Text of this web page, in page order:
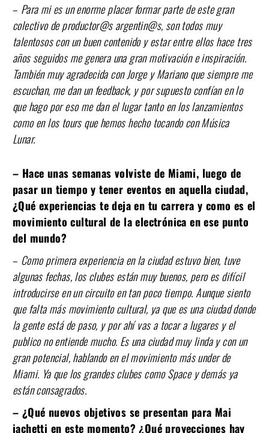
– Para mi es un enorme placer formar parte de este gran
colectivo de productor@s argentin@s, son todos muy
talentosos con un buen contenido y estar entre ellos hace tres
años seguidos me genera una gran motivación e inspiración.
También muy agradecida con Jorge y Mariano que siempre me
escuchan, me dan un feedback, y por supuesto confían en lo
que hago por eso me dan el lugar tanto en los lanzamientos
como en los tours que hemos hecho tocando con Música
Lunar.
– Hace unas semanas volviste de Miami, luego de
pasar un tiempo y tener eventos en aquella ciudad,
¿Qué experiencias te deja en tu carrera y como es el
movimiento cultural de la electrónica en ese punto
del mundo?
– Como primera experiencia en la ciudad estuvo bien, tuve
algunas fechas, los clubes están muy buenos, pero es difícil
introducirse en un circuito en tan poco tiempo. Aunque siento
que falta más movimiento cultural, ya que es una ciudad donde
la gente está de paso, y por ahí vas a tocar a lugares y el
publico no entiende mucho. Es una ciudad muy linda y con un
gran potencial, hablando en el movimiento más under de
Miami. Ya que los grandes clubes como Space y demás ya
están consagrados.
– ¿Qué nuevos objetivos se presentan para Mai
iachetti en este momento? ¿Qué proyecciones hay